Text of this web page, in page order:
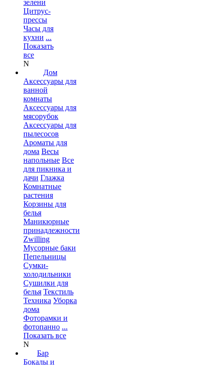
зелени
Цитрус-
прессы
Часы для
кухни ...
Показать
все
N
Дом
Аксессуары для
ванной
комнаты
Аксессуары для
мясорубок
Аксессуары для
пылесосов
Ароматы для
дома Весы
напольные Все
для пикника и
дачи Глажка
Комнатные
растения
Корзины для
белья
Маникюрные
принадлежности
Zwilling
Мусорные баки
Пепельницы
Сумки-
холодильники
Сушилки для
белья Текстиль
Техника Уборка
дома
Фоторамки и
фотопанно ...
Показать все
N
Бар
Бокалы и